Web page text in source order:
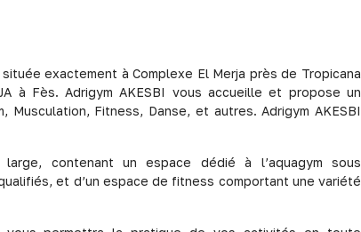
exactement à Complexe El Merja près de Tropicana
à Fès. Adrigym AKESBI vous accueille et propose un
Fitness, Danse, et autres. Adrigym AKESBI
contenant un espace dédié à l’aquagym sous
et d’un espace de fitness comportant une variété